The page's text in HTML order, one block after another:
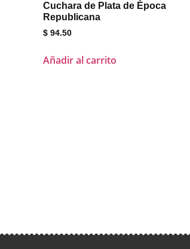
Cuchara de Plata de Época
Republicana
$ 94.50
Añadir al carrito